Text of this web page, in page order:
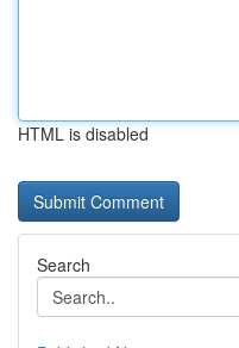
HTML is disabled
Search